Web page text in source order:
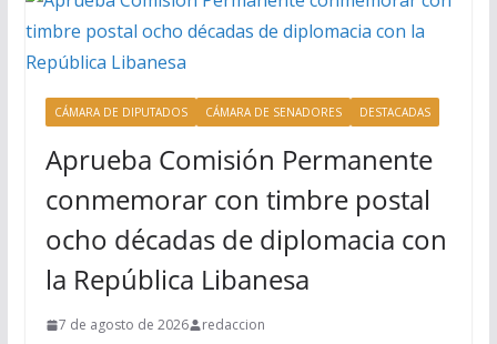
CÁMARA DE DIPUTADOS CÁMARA DE SENADORES DESTACADAS
Aprueba Comisión Permanente
conmemorar con timbre postal
ocho décadas de diplomacia con
la República Libanesa
7 de agosto de 2026 redaccion